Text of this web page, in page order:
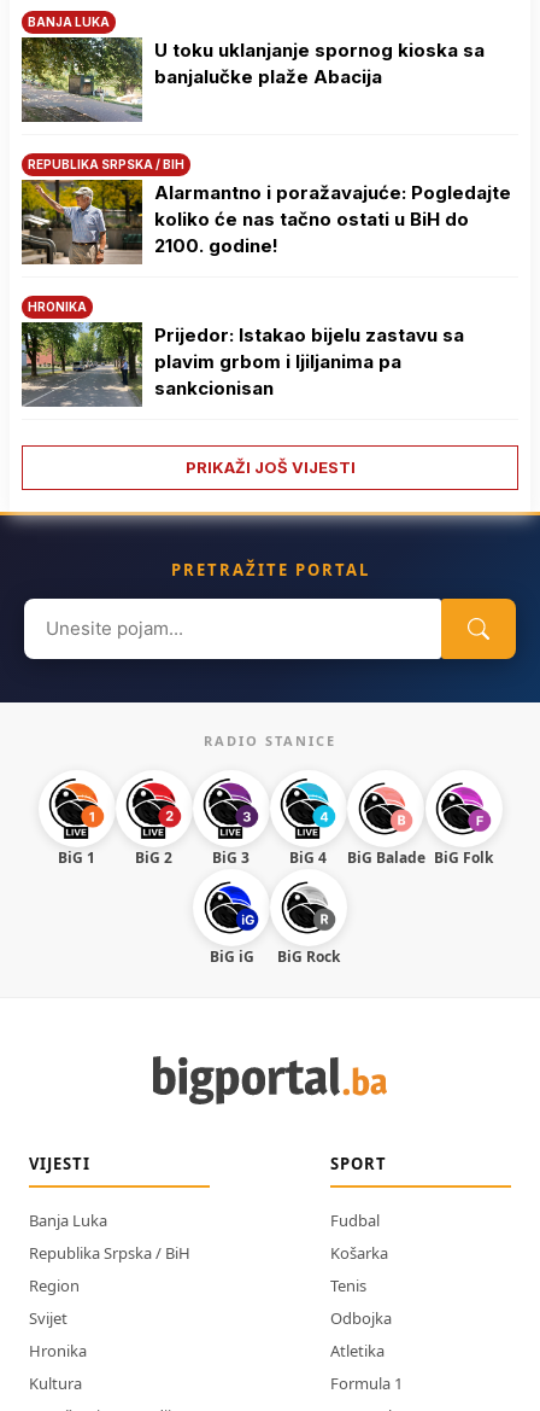
BANJA LUKA
U toku uklanjanje spornog kioska sa
banjalučke plaže Abacija
REPUBLIKA SRPSKA / BIH
Alarmantno i poražavajuće: Pogledajte
koliko će nas tačno ostati u BiH do
2100. godine!
HRONIKA
Prijedor: Istakao bijelu zastavu sa
plavim grbom i ljiljanima pa
sankcionisan
PRIKAŽI JOŠ VIJESTI
PRETRAŽITE PORTAL
Search
for:
RADIO STANICE
BiG 1 BiG 2 BiG 3 BiG 4 BiG Balade BiG Folk
BiG iG BiG Rock
VIJESTI
Banja Luka
Republika Srpska / BiH
Region
Svijet
Hronika
Kultura
SPORT
Fudbal
Košarka
Tenis
Odbojka
Atletika
Formula 1